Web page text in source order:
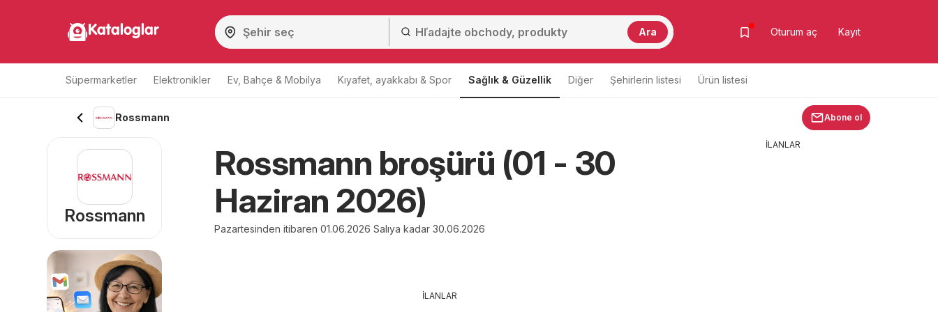
Kataloglar Ara Oturum aç Kayıt
Süpermarketler Elektronikler Ev, Bahçe & Mobilya Kıyafet, ayakkabı & Spor Sağlık & Güzellik Diğer Şehirlerin listesi Ürün listesi
Rossmann Abone ol
Rossmann broşürü (01 - 30
Haziran 2026)
Pazartesinden itibaren 01.06.2026 Salıya kadar 30.06.2026
İLANLAR
Rossmann
İLANLAR